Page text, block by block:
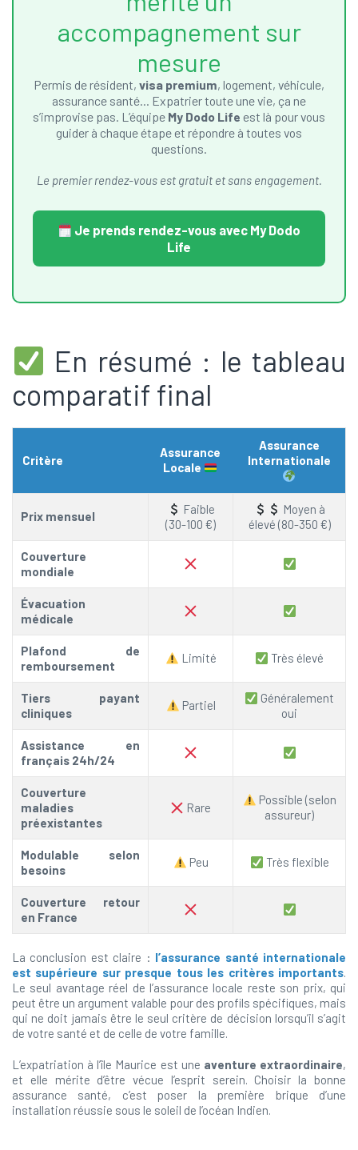
accompagnement sur
mesure
Permis de résident, visa premium, logement, véhicule,
assurance santé… Expatrier toute une vie, ça ne
s’improvise pas. L’équipe My Dodo Life est là pour vous
guider à chaque étape et répondre à toutes vos
questions.
Le premier rendez-vous est gratuit et sans engagement.
Je prends rendez-vous avec My Dodo
Life
En résumé : le tableau
comparatif final
Critère
Assurance
Locale
Assurance
Internationale
Prix mensuel
Faible
(30-100 €)
Moyen à
élevé (80-350 €)
Couverture
mondiale
Évacuation
médicale
Plafond de
remboursement
Limité Très élevé
Tiers payant
cliniques
Partiel
Généralement
oui
Assistance en
français 24h/24
Couverture
maladies
préexistantes
Rare
Possible (selon
assureur)
Modulable selon
besoins
Peu Très flexible
Couverture retour
en France
La conclusion est claire : l’assurance santé internationale
est supérieure sur presque tous les critères importants.
Le seul avantage réel de l’assurance locale reste son prix, qui
peut être un argument valable pour des profils spécifiques, mais
qui ne doit jamais être le seul critère de décision lorsqu’il s’agit
de votre santé et de celle de votre famille.
L’expatriation à l’île Maurice est une aventure extraordinaire,
et elle mérite d’être vécue l’esprit serein. Choisir la bonne
assurance santé, c’est poser la première brique d’une
installation réussie sous le soleil de l’océan Indien.